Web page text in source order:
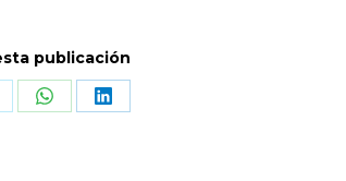
publicación
Share Share